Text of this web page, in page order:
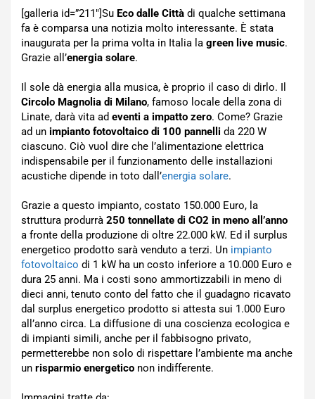
[galleria id=”211″]Su Eco dalle Città di qualche settimana
fa è comparsa una notizia molto interessante. È stata
inaugurata per la prima volta in Italia la green live music.
Grazie all’energia solare.
Il sole dà energia alla musica, è proprio il caso di dirlo. Il
Circolo Magnolia di Milano, famoso locale della zona di
Linate, darà vita ad eventi a impatto zero. Come? Grazie
ad un impianto fotovoltaico di 100 pannelli da 220 W
ciascuno. Ciò vuol dire che l’alimentazione elettrica
indispensabile per il funzionamento delle installazioni
acustiche dipende in toto dall’energia solare.
Grazie a questo impianto, costato 150.000 Euro, la
struttura produrrà 250 tonnellate di CO2 in meno all’anno
a fronte della produzione di oltre 22.000 kW. Ed il surplus
energetico prodotto sarà venduto a terzi. Un impianto
fotovoltaico di 1 kW ha un costo inferiore a 10.000 Euro e
dura 25 anni. Ma i costi sono ammortizzabili in meno di
dieci anni, tenuto conto del fatto che il guadagno ricavato
dal surplus energetico prodotto si attesta sui 1.000 Euro
all’anno circa. La diffusione di una coscienza ecologica e
di impianti simili, anche per il fabbisogno privato,
permetterebbe non solo di rispettare l’ambiente ma anche
un risparmio energetico non indifferente.